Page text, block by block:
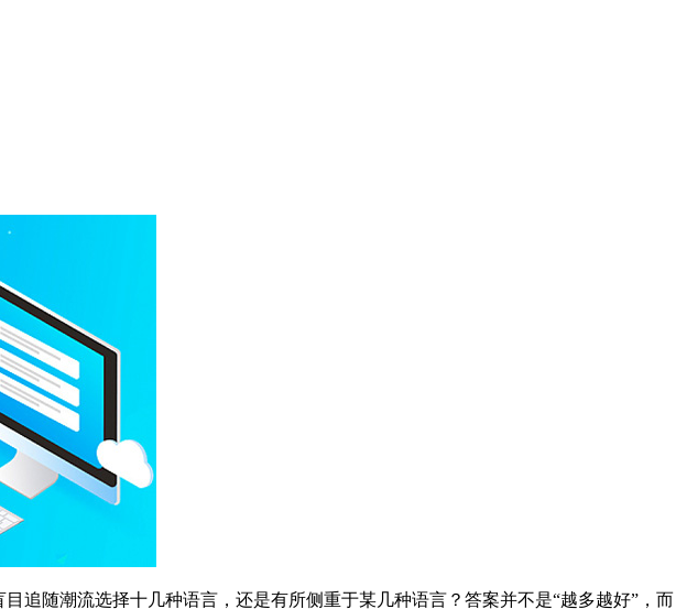
追随潮流选择十几种语言，还是有所侧重于某几种语言？答案并不是“越多越好”，而